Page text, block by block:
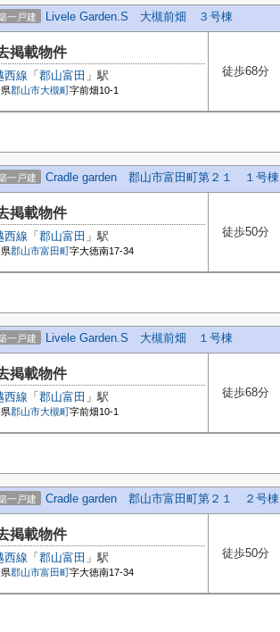
一戸建 Livele Garden.S 大槻前畑 ３号棟
掲載物件
西線 「 郡山富田 」駅
郡山市大槻町字前畑10-1
徒歩68分
一戸建 Cradle garden 郡山市富田町第２１ １号棟
掲載物件
西線 「 郡山富田 」駅
郡山市富田町字大徳南17-34
徒歩50分
一戸建 Livele Garden.S 大槻前畑 １号棟
掲載物件
西線 「 郡山富田 」駅
郡山市大槻町字前畑10-1
徒歩68分
一戸建 Cradle garden 郡山市富田町第２１ ２号棟
掲載物件
西線 「 郡山富田 」駅
郡山市富田町字大徳南17-34
徒歩50分